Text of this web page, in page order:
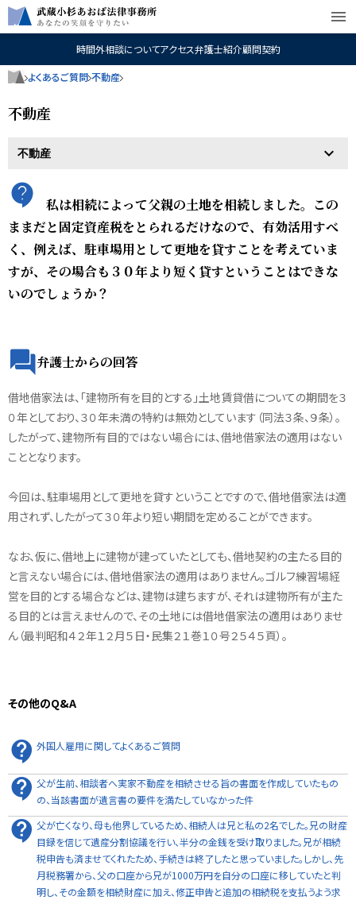
menu
時間外相談についてアクセス弁護士紹介顧問契約
よくあるご質問 不動産
不動産
私は相続によって父親の土地を相続しました。この
ままだと固定資産税をとられるだけなので、有効活用すべ
く、例えば、駐車場用として更地を貸すことを考えていま
すが、その場合も３０年より短く貸すということはできな
いのでしょうか？
弁護士からの回答
借地借家法は、「建物所有を目的とする」土地賃貸借についての期間を３
０年としており、３０年未満の特約は無効としています（同法３条、９条）。
したがって、建物所有目的ではない場合には、借地借家法の適用はない
こととなります。
今回は、駐車場用として更地を貸すということですので、借地借家法は適
用されず、したがって３０年より短い期間を定めることができます。
なお、仮に、借地上に建物が建っていたとしても、借地契約の主たる目的
と言えない場合には、借地借家法の適用はありません。ゴルフ練習場経
営を目的とする場合などは、建物は建ちますが、それは建物所有が主た
る目的とは言えませんので、その土地には借地借家法の適用はありませ
ん（最判昭和４２年１２月５日・民集２１巻１０号２５４５頁）。
その他のQ&A
外国人雇用に関してよくあるご質問
父が生前、相談者へ実家不動産を相続させる旨の書面を作成していたもの
の、当該書面が遺言書の要件を満たしていなかった件
父が亡くなり、母も他界しているため、相続人は兄と私の2名でした。兄の財産
目録を信じて遺産分割協議を行い、半分の金銭を受け取りました。兄が相続
税申告も済ませてくれたため、手続きは終了したと思っていました。しかし、先
月税務署から、父の口座から兄が1000万円を自分の口座に移していたと判
明し、その金額を相続財産に加え、修正申告と追加の相続税を支払うよう求